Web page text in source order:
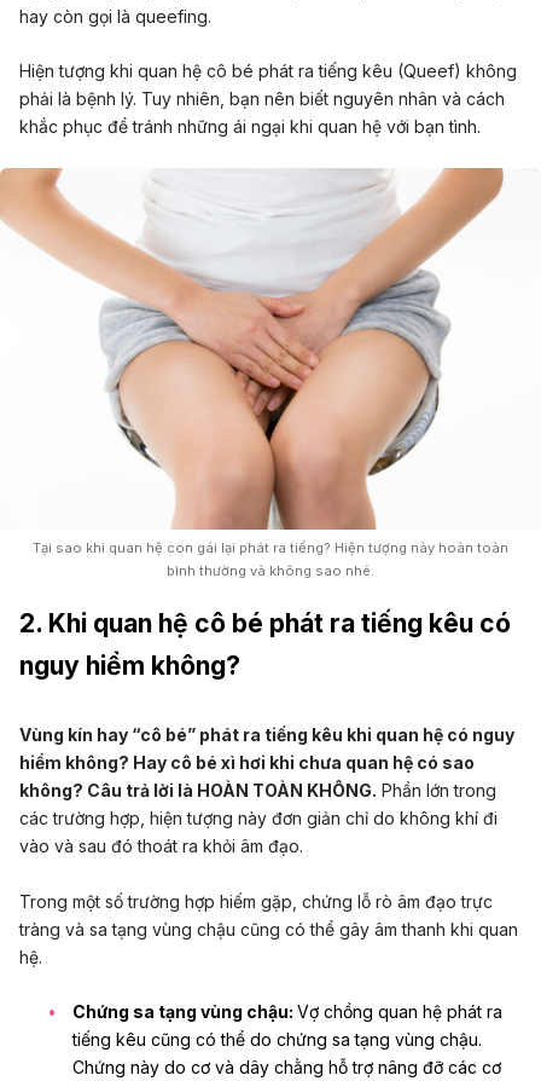
hay còn gọi là queefing.
Hiện tượng khi quan hệ cô bé phát ra tiếng kêu (Queef) không
phải là bệnh lý. Tuy nhiên, bạn nên biết nguyên nhân và cách
khắc phục để tránh những ái ngại khi quan hệ với bạn tình.
Tại sao khi quan hệ con gái lại phát ra tiếng? Hiện tượng này hoàn toàn
bình thường và không sao nhé.
2. Khi quan hệ cô bé phát ra tiếng kêu có
nguy hiểm không?
Vùng kín hay “cô bé” phát ra tiếng kêu khi quan hệ có nguy
hiểm không? Hay cô bé xì hơi khi chưa quan hệ có sao
không? Câu trả lời là HOÀN TOÀN KHÔNG. Phần lớn trong
các trường hợp, hiện tượng này đơn giản chỉ do không khí đi
vào và sau đó thoát ra khỏi âm đạo.
Trong một số trường hợp hiếm gặp, chứng lỗ rò âm đạo trực
tràng và sa tạng vùng chậu cũng có thể gây âm thanh khi quan
hệ.
Chứng sa tạng vùng chậu: Vợ chồng quan hệ phát ra
tiếng kêu cũng có thể do chứng sa tạng vùng chậu.
Chứng này do cơ và dây chằng hỗ trợ nâng đỡ các cơ